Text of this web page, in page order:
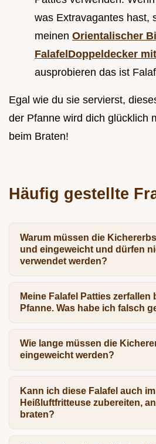
was Extravagantes hast,
meinen Orientalischer
FalafelDoppeldecker
ausprobieren das ist
Egal wie du sie servierst,
der Pfanne wird dich glücklich
beim Braten!
Häufig gestellte
Warum müssen die
und eingeweicht und dürfen
verwendet werden?
Meine Falafel Patties zerfallen
Pfanne. Was habe ich falsch
Wie lange müssen die
eingeweicht werden?
Kann ich diese Falafel auch
Heißluftfritteuse zubereiten,
braten?